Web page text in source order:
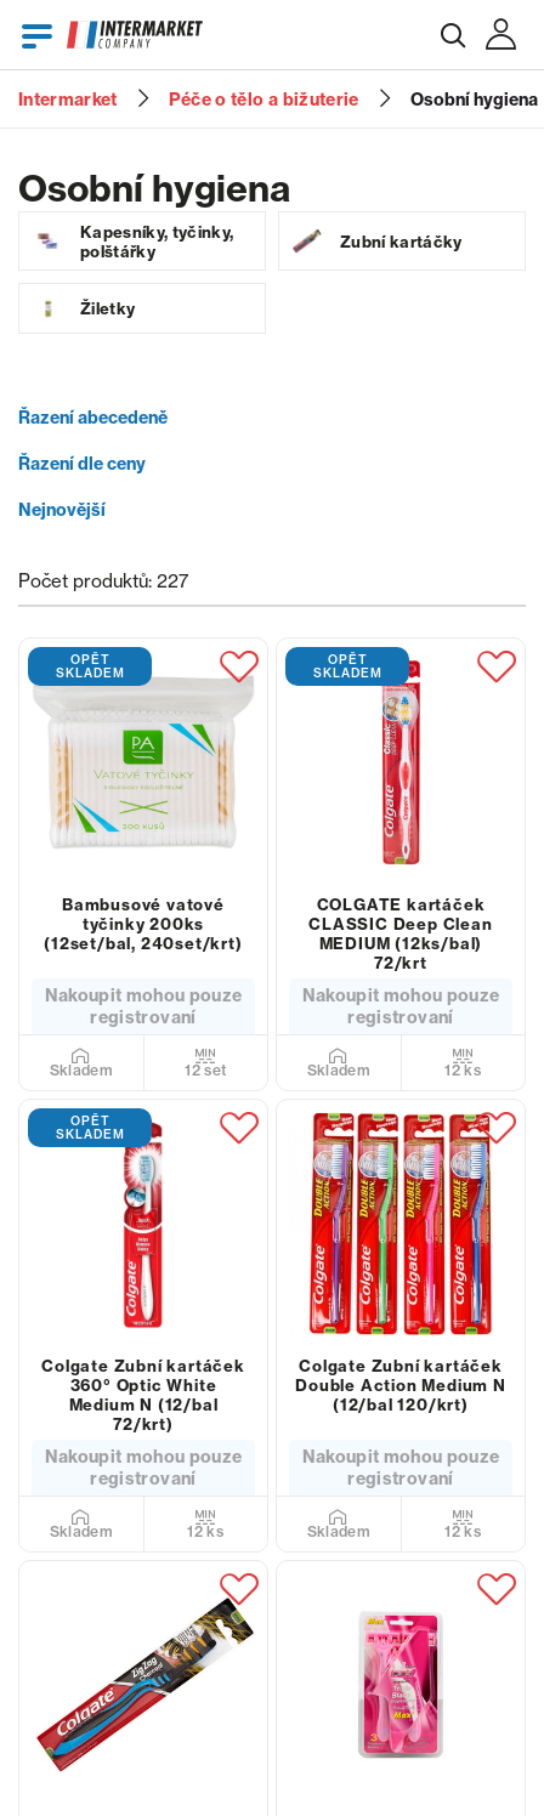
Heslo
Intermarket Péče o tělo a bižuterie Osobní hygiena
Osobní hygiena
Kapesníky, tyčinky,
polštářky
Zubní kartáčky
Žiletky
Řazení abecedeně
Řazení dle ceny
Nejnovější
Počet produktů: 227
OPĚT
SKLADEM
Bambusové vatové
tyčinky 200ks
(12set/bal, 240set/krt)
Nakoupit mohou pouze
registrovaní
Skladem 12 set
OPĚT
SKLADEM
COLGATE kartáček
CLASSIC Deep Clean
MEDIUM (12ks/bal)
72/krt
Nakoupit mohou pouze
registrovaní
Skladem 12 ks
OPĚT
SKLADEM
Colgate Zubní kartáček
360° Optic White
Medium N (12/bal
72/krt)
Nakoupit mohou pouze
registrovaní
Skladem 12 ks
Colgate Zubní kartáček
Double Action Medium N
(12/bal 120/krt)
Nakoupit mohou pouze
registrovaní
Skladem 12 ks